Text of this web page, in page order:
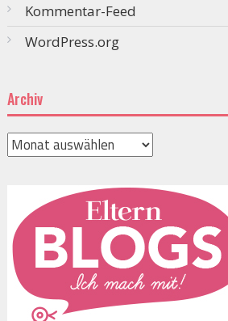
Kommentar-Feed
WordPress.org
Archiv
Archiv